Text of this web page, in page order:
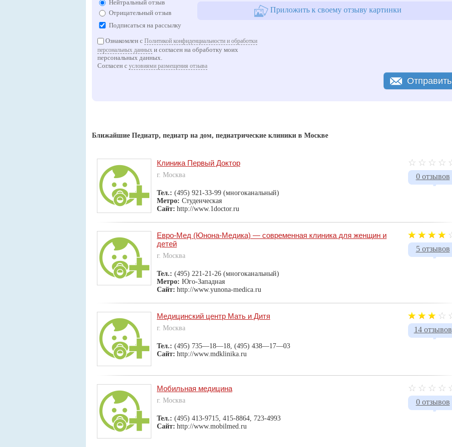
Нейтральный отзыв
Отрицательный отзыв
Подписаться на рассылку
Приложить к своему отзыву картинки
Ознакомлен с Политикой конфиденциальности и обработки
персональных данных и согласен на обработку моих
персональных данных.
Согласен с условиями размещения отзыва
Отправить
Ближайшие Педиатр, педиатр на дом, педиатрические клиники в Москве
0 отзывов
Клиника Первый Доктор
г. Москва
Тел.: (495) 921-33-99 (многоканальный)
Метро: Студенческая
Сайт: http://www.1doctor.ru
5 отзывов
Евро-Мед (Юнона-Медика) — современная клиника для женщин и
детей
г. Москва
Тел.: (495) 221-21-26 (многоканальный)
Метро: Юго-Западная
Сайт: http://www.yunona-medica.ru
14 отзывов
Медицинский центр Мать и Дитя
г. Москва
Тел.: (495) 735—18—18, (495) 438—17—03
Сайт: http://www.mdklinika.ru
0 отзывов
Мобильная медицина
г. Москва
Тел.: (495) 413-9715, 415-8864, 723-4993
Сайт: http://www.mobilmed.ru